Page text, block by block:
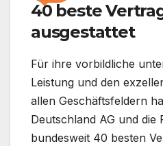
40 beste
ausgestattet
Für ihre vorbildliche
Leistung und den
allen Geschäftsfeldern
Deutschland AG und die
bundesweit 40 besten